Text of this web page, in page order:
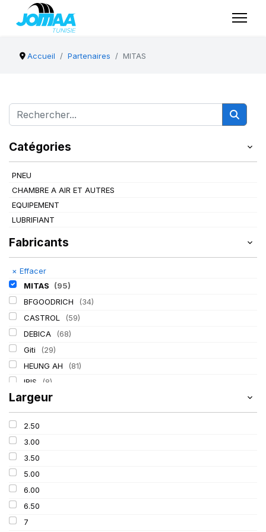
Accueil Partenaires MITAS
Catégories
PNEU
CHAMBRE A AIR ET AUTRES
EQUIPEMENT
LUBRIFIANT
Fabricants
× Effacer
MITAS
(95)
BFGOODRICH
(34)
CASTROL
(59)
DEBICA
(68)
Giti
(29)
HEUNG AH
(81)
IRIS
(8)
ITALMATIC
KLEBER (116)
LASSA
LING LONG
MICHELIN
Mondolfo ferro
PIRELLI
PROMETEON
SCHRADER
Largeur
2.50
3.00
3.50
5.00
6.00
6.50
7